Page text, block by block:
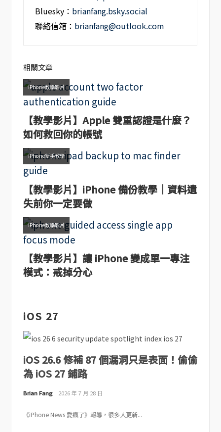
Bluesky： brianfang.bsky.social
聯絡信箱： brianfang@outlook.com
相關文章
iPhone教學影片
【教學影片】Apple 雙重認證是什麼？
如何救回你的帳號
iPhone新手教學
【教學影片】iPhone 備份教學｜資料遺
失前你一定要做
iPhone教學影片
【教學影片】讓 iPhone 變成單一專注
模式：戒掉分心
iOS 27
iOS 26.6 修補 87 個漏洞只是表面！偷偷
為 iOS 27 鋪路
Brian Fang 2026 年 7 月 28 日
《iPhone News 愛瘋了》報導，很多人更新...